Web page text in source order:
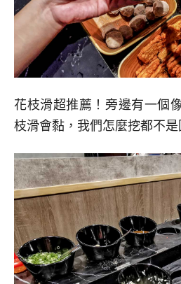
花枝滑超推薦！旁邊有一個
枝滑會黏，我們怎麼挖都不是